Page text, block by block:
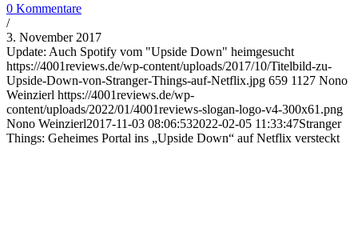
0 Kommentare
/
3. November 2017
Update: Auch Spotify vom "Upside Down" heimgesucht
https://4001reviews.de/wp-content/uploads/2017/10/Titelbild-zu-
Upside-Down-von-Stranger-Things-auf-Netflix.jpg 659 1127 Nono
Weinzierl https://4001reviews.de/wp-
content/uploads/2022/01/4001reviews-slogan-logo-v4-300x61.png
Nono Weinzierl2017-11-03 08:06:532022-02-05 11:33:47Stranger
Things: Geheimes Portal ins „Upside Down“ auf Netflix versteckt